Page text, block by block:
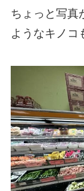
ちょっと写真
ようなキノコ